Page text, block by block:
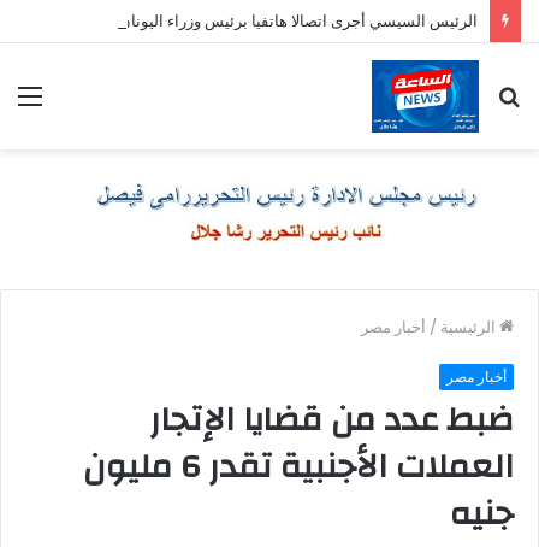
الرئيس السيسي أجرى اتصالا هاتفيا برئيس وزراء اليونان
عن
الرئيسية / أخبار مصر
أخبار مصر
ضبط عدد من قضايا الإتجار
العملات الأجنبية تقدر 6 مليون
جنيه